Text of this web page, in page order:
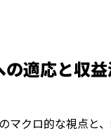
適応と収
マクロ的な視点と